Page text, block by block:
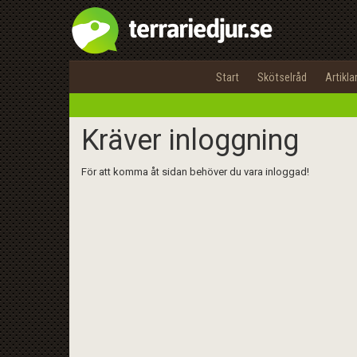
Start Skötselråd Artiklar
Kräver inloggning
För att komma åt sidan behöver du vara inloggad!